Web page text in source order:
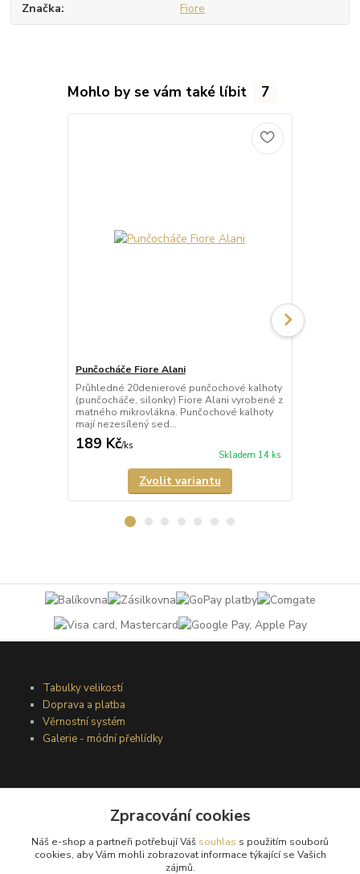
Značka Fiore
Mohlo by se vám také líbit 7
Punčocháče Fiore Alani
Průhledné 20denierové punčochové kalhoty
(punčocháče, silonky) Fiore Alani vyrobené z
matného mikrovlákna. Punčochové kalhoty
mají nezesílený sed...
189 Kč/ks
Skladem 14 ks
Zvolit variantu
Tabulky velikostí
Doprava a platba
Věrnostní systém
Galerie - módní přehlídky
Obchodní podmínky
Ochrana osobních údajů
Kontakty
Zpracování cookies
Náš e-shop a partneři potřebují Váš souhlas s použitím souborů
cookies, aby Vám mohli zobrazovat informace týkající se Vašich
zájmů.